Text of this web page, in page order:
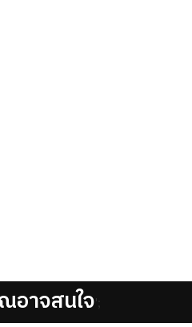
อาจสนใจ';